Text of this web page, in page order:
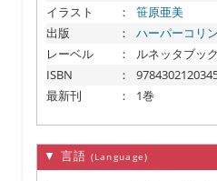
イラスト
：
笹原亜美
出版
：
ハーパーコリ
レーベル
：
ルネッタブッ
ISBN
：
最新刊
： 1巻
▼ 言語 (Language)